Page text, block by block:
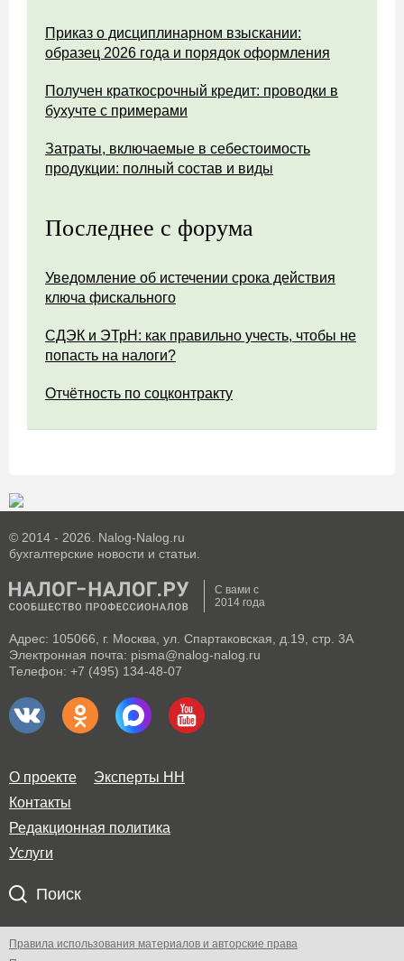
Приказ о дисциплинарном взыскании:
образец 2026 года и порядок оформления
Получен краткосрочный кредит: проводки в
бухучте с примерами
Затраты, включаемые в себестоимость
продукции: полный состав и виды
Последнее с форума
Уведомление об истечении срока действия
ключа фискального
СДЭК и ЭТрН: как правильно учесть, чтобы не
попасть на налоги?
Отчётность по соцконтракту
© 2014 - 2026. Nalog-Nalog.ru
бухгалтерские новости и статьи.
С вами с
2014 года
Адрес: 105066, г. Москва, ул. Спартаковская, д.19, стр. 3А
Электронная почта: pisma@nalog-nalog.ru
Телефон: +7 (495) 134-48-07
О проекте
Эксперты НН
Контакты
Редакционная политика
Услуги
Поиск
Правила использования материалов и авторские права